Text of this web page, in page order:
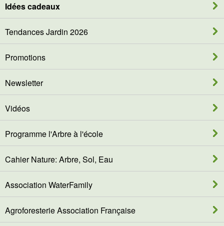
Idées cadeaux
Tendances Jardin 2026
Promotions
Newsletter
Vidéos
Programme l'Arbre à l'école
Cahier Nature: Arbre, Sol, Eau
Association WaterFamily
Agroforesterie Association Française